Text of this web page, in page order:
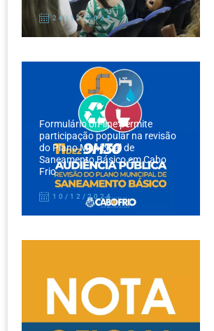
24/12/2024
Formulário on-line permite
participação popular na revisão
do Plano Municipal de
Saneamento Básico em Cabo
Frio
10/12/2024